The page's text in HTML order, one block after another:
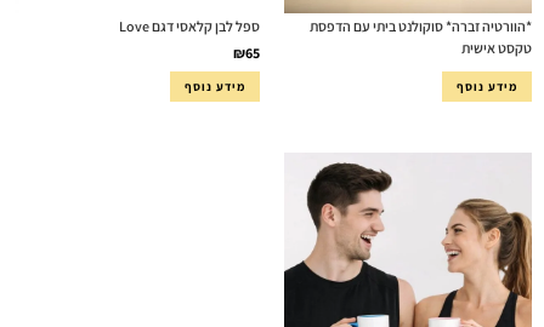
*הוורטיה זברה* סוקולנט ביתי עם הדפסת
טקסט אישית
מידע נוסף
ספל לבן קלאסי דגם Love
₪65
מידע נוסף